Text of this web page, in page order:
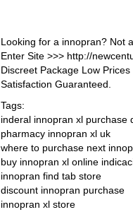
Looking for a innopran? Not
Enter Site >>> http://
Discreet Package Low
Satisfaction Guaranteed.
Tags:
inderal innopran xl purchase
pharmacy innopran xl uk
where to purchase next
buy innopran xl online
innopran find tab store
discount innopran purchase
innopran xl store